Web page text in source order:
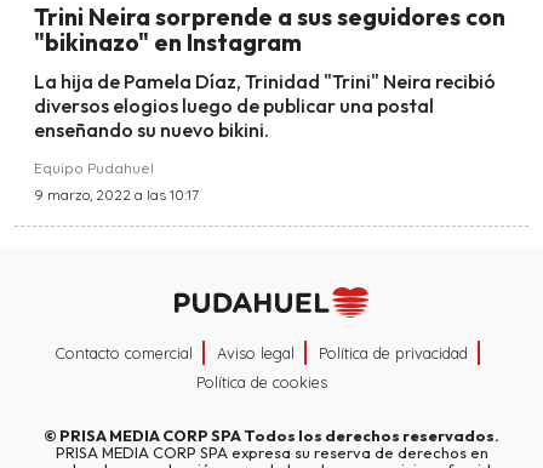
Trini Neira sorprende a sus seguidores con
"bikinazo" en Instagram
La hija de Pamela Díaz, Trinidad "Trini" Neira recibió
diversos elogios luego de publicar una postal
enseñando su nuevo bikini.
Equipo Pudahuel
9 marzo, 2022 a las 10:17
Contacto comercial Aviso legal
Política de privacidad
Política de cookies
© PRISA MEDIA CORP SPATodos los derechos reservados.
PRISA MEDIA CORP SPA expresa su reserva de derechos en